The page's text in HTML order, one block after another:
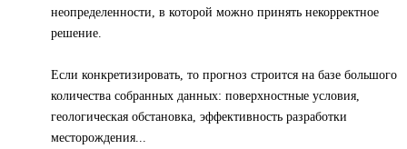
неопределенности, в которой можно принять некорректное
решение.
Если конкретизировать, то прогноз строится на базе большого
количества собранных данных: поверхностные условия,
геологическая обстановка, эффективность разработки
месторождения...